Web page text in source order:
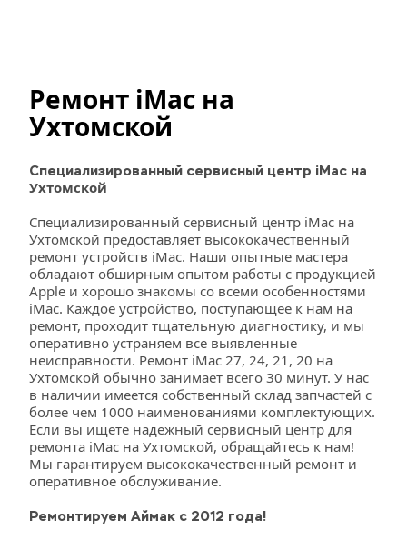
Ухтомской
Ухтомской
Специализированный сервисный центр iMac на
Ухтомской предоставляет высококачественный
ремонт устройств iMac. Наши опытные мастера
обладают обширным опытом работы с продукцией
Apple и хорошо знакомы со всеми особенностями
iMac. Каждое устройство, поступающее к нам на
ремонт, проходит тщательную диагностику, и мы
оперативно устраняем все выявленные
неисправности. Ремонт iMac 27, 24, 21, 20 на
Ухтомской обычно занимает всего 30 минут. У нас
в наличии имеется собственный склад запчастей с
более чем 1000 наименованиями комплектующих.
Если вы ищете надежный сервисный центр для
ремонта iMac на Ухтомской, обращайтесь к нам!
Мы гарантируем высококачественный ремонт и
оперативное обслуживание.
Ремонтируем Аймак с 2012 года!